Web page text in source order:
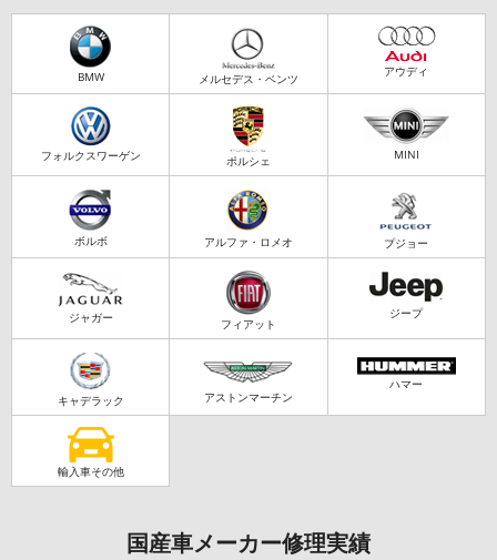
BMW メルセデス・ベンツ アウディ
フォルクスワーゲン ポルシェ MINI
ボルボ アルファ・ロメオ プジョー
ジャガー フィアット
ジープ
キャデラック アストンマーチン
ハマー
輸入車その他
国産車メーカー修理実績